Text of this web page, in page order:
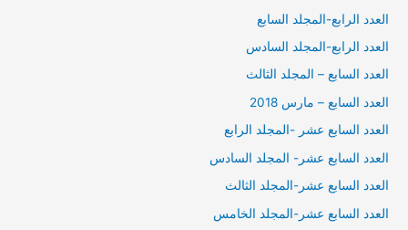
العدد الرابع-المجلد السابع
العدد الرابع-المجلد السادس
العدد السابع – المجلد الثالث
العدد السابع – مارس 2018
العدد السابع عشر -المجلد الرابع
العدد السابع عشر- المجلد السادس
العدد السابع عشر-المجلد الثالث
العدد السابع عشر-المجلد الخامس